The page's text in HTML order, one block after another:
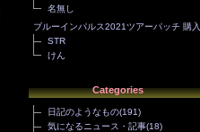
名無し
ブルーインパルス2021ツアーパッチ 購入
STR
けん
Categories
日記のようなもの(191)
気になるニュース・記事(18)